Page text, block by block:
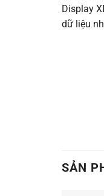
Display
dữ liệu
SẢN